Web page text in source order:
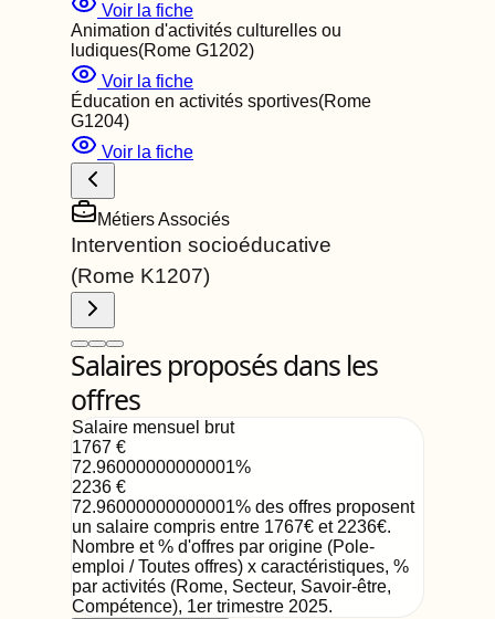
Voir la fiche
Animation d'activités culturelles ou
ludiques(Rome G1202)
Voir la fiche
Éducation en activités sportives(Rome
G1204)
Voir la fiche
Métiers Associés
Intervention socioéducative
(Rome K1207)
Salaires proposés dans les
offres
Salaire mensuel brut
1767 €
72.96000000000001%
2236 €
72.96000000000001% des offres proposent
un salaire compris entre 1767€ et 2236€.
Nombre et % d'offres par origine (Pole-
emploi / Toutes offres) x caractéristiques, %
par activités (Rome, Secteur, Savoir-être,
Compétence), 1er trimestre 2025.